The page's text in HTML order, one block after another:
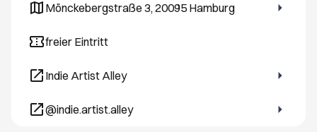
Mönckebergstraße 3, 20095 Hamburg
Öffnet ein neues Browser-Tab
freier Eintritt
Indie Artist Alley
Öffnet ein neues Browser-Tab
@indie.artist.alley
Öffnet ein neues Browser-Tab